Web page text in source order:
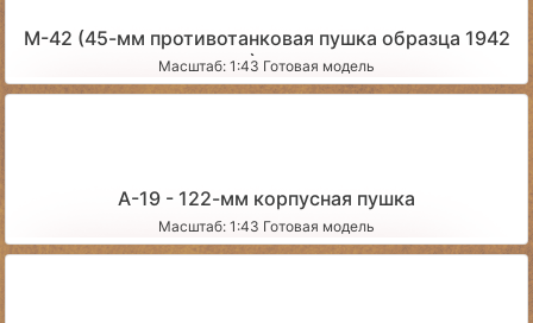
М-42 (45-мм противотанковая пушка образца 1942
года) чистая
Масштаб: 1:43 Готовая модель
А-19 - 122-мм корпусная пушка
Масштаб: 1:43 Готовая модель